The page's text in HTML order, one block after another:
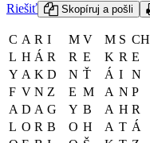
Riešiť Skopíruj a pošli
C A R I M V M S CH
L H Á R R E K R E
Y A K D N Ť Á I N
F V N Z E M A N P
A D A G Y B A H R
L O R B O H A T Á